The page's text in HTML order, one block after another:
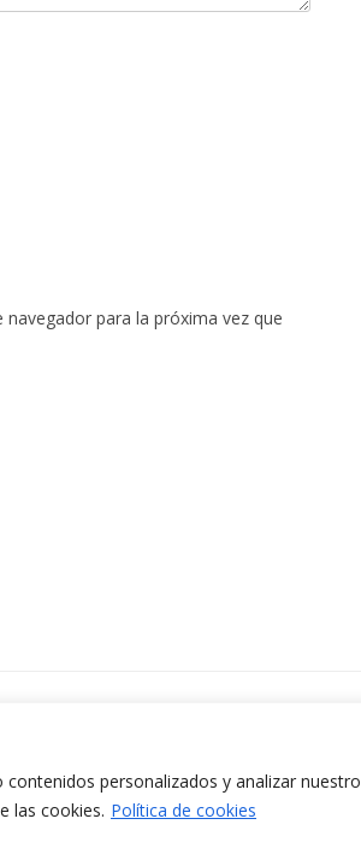
personalizados y analizar nuestro
las cookies. Política de cookies
para la próxima vez que
+34 93 405 44 03